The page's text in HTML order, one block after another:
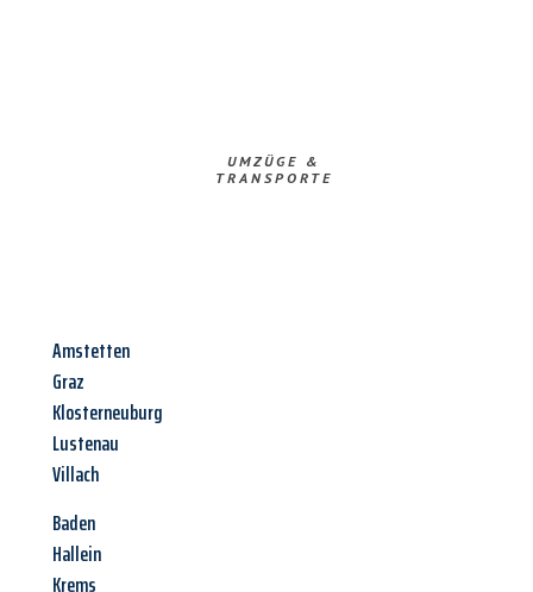
UMZÜGE &
TRANSPORTE
Amstetten
Graz
Klosterneuburg
Lustenau
Villach
Baden
Hallein
Krems